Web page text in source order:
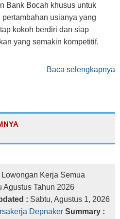
Bank Bocah khusus untuk
usianya yang
kokoh berdiri dan siap
yang semakin kompetitif.
Baca selengkapnya
Lowongan Kerja Semua
Agustus Tahun 2026
: Sabtu, Agustus 1, 2026
Depnaker Summary :